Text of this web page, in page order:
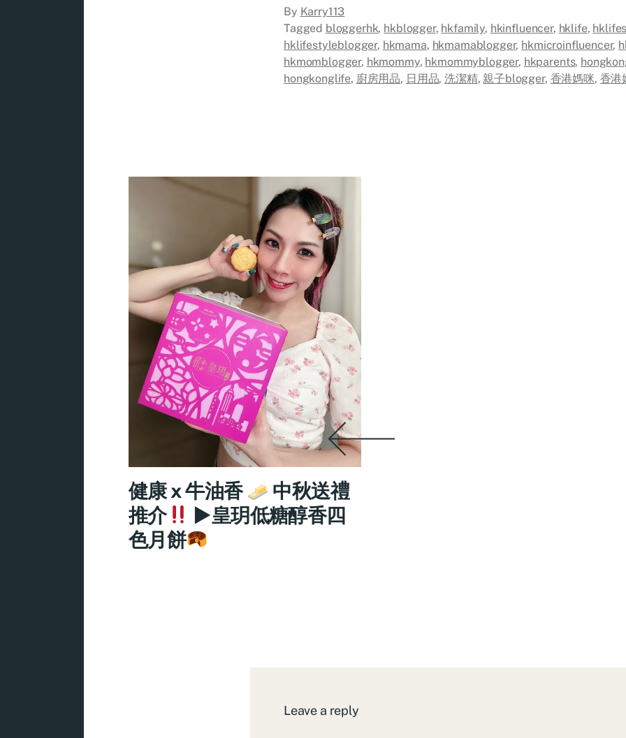
By Karry113
Tagged bloggerhk, hkblogger, hkfamily, hkinfluencer, hklife,
hklifestyleblogger, hkmama, hkmamablogger, hkmicroinfluencer,
hkmomblogger, hkmommy, hkmommyblogger, hkparents,
hongkonglife, 廚房用品, 日用品,洗潔精,親子blogger, 香港媽咪, 香港
健康 x 牛油香
中秋送禮
推介
►皇玥低糖醇香四
色月餅
Leave a reply